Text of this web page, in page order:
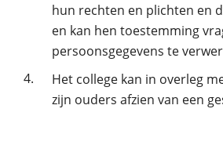
hun rechten en plichten en
en kan hen toestemming
persoonsgegevens te
4.
Het college kan in overleg
zijn ouders afzien van een